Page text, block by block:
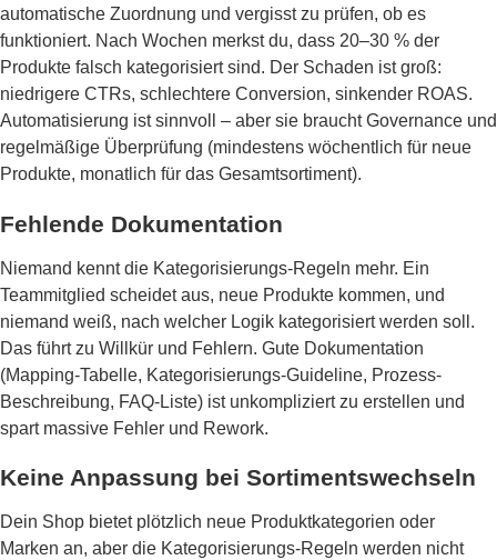
automatische Zuordnung und vergisst zu prüfen, ob es
funktioniert. Nach Wochen merkst du, dass 20–30 % der
Produkte falsch kategorisiert sind. Der Schaden ist groß:
niedrigere CTRs, schlechtere Conversion, sinkender ROAS.
Automatisierung ist sinnvoll – aber sie braucht Governance und
regelmäßige Überprüfung (mindestens wöchentlich für neue
Produkte, monatlich für das Gesamtsortiment).
Fehlende Dokumentation
Niemand kennt die Kategorisierungs-Regeln mehr. Ein
Teammitglied scheidet aus, neue Produkte kommen, und
niemand weiß, nach welcher Logik kategorisiert werden soll.
Das führt zu Willkür und Fehlern. Gute Dokumentation
(Mapping-Tabelle, Kategorisierungs-Guideline, Prozess-
Beschreibung, FAQ-Liste) ist unkompliziert zu erstellen und
spart massive Fehler und Rework.
Keine Anpassung bei Sortimentswechseln
Dein Shop bietet plötzlich neue Produktkategorien oder
Marken an, aber die Kategorisierungs-Regeln werden nicht